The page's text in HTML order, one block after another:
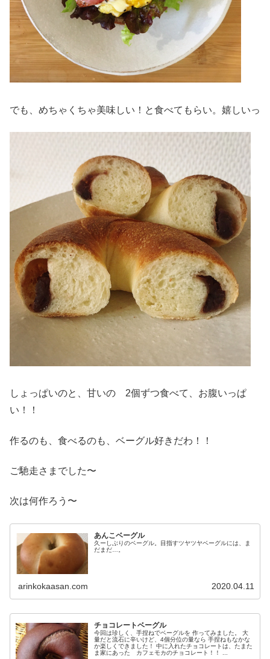
でも、めちゃくちゃ美味しい！と食べてもらい。嬉しいっ
しょっぱいのと、甘いの 2個ずつ食べて、お腹いっぱ
い！！
作るのも、食べるのも、ベーグル好きだわ！！
ご馳走さまでした〜
次は何作ろう〜
あんこベーグル
久ーしぶりのベーグル。目指すツヤツヤベーグルには、ま
だまだ…。
arinkokaasan.com 2020.04.11
チョコレートベーグル
今回は珍しく、手捏ねでベーグルを 作ってみました。 大
量だと流石に辛いけど、4個分位の量なら 手捏ねもなかな
か楽しくできました！ 中に入れたチョコレートは、たまた
ま家にあった カフェモカのチョコレート！！ ...